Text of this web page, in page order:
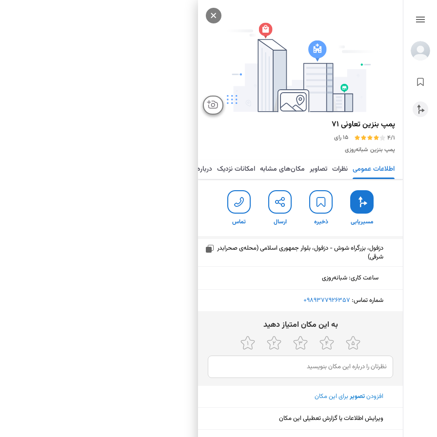
پمپ بنزین تعاونی 71
4/1
15 رای
پمپ بنزین شبانه‌روزی
اطلاعات عمومی نظرات تصاویر مکان‌های مشابه امکانات نزدیک درباره
مسیریابی ذخیره ارسال تماس
دزفول، بزرگراه شوش - دزفول، بلوار جمهوری اسلامی (محله‌ی صحرابدر
شرقی)
ساعت کاری: شبانه‌روزی
شماره تماس: ‎+989377926357
ﺑﻪ اﯾﻦ ﻣﮑﺎن اﻣﺘﯿﺎز دﻫﯿﺪ
افزودنتصویربرای این مکان
ویرایش اطلاعات یا گزارش تعطیلی این مکان